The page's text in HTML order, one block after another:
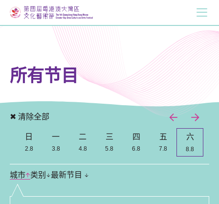
所有节目
✖ 清除全部
日 一 二 三 四 五 六
2.8 3.8 4.8 5.8 6.8 7.8 8.8
城市 类别 最新节目